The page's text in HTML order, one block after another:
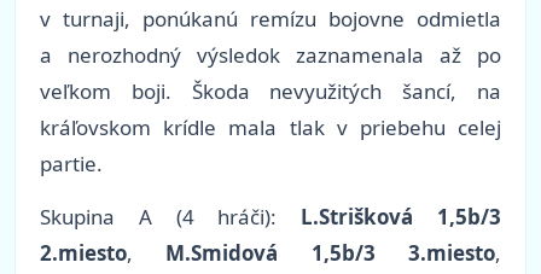
v turnaji, ponúkanú remízu bojovne odmietla
a nerozhodný výsledok zaznamenala až po
veľkom boji. Škoda nevyužitých šancí, na
kráľovskom krídle mala tlak v priebehu celej
partie.
Skupina A (4 hráči): L.Strišková 1,5b/3
2.miesto, M.Smidová 1,5b/3 3.miesto,